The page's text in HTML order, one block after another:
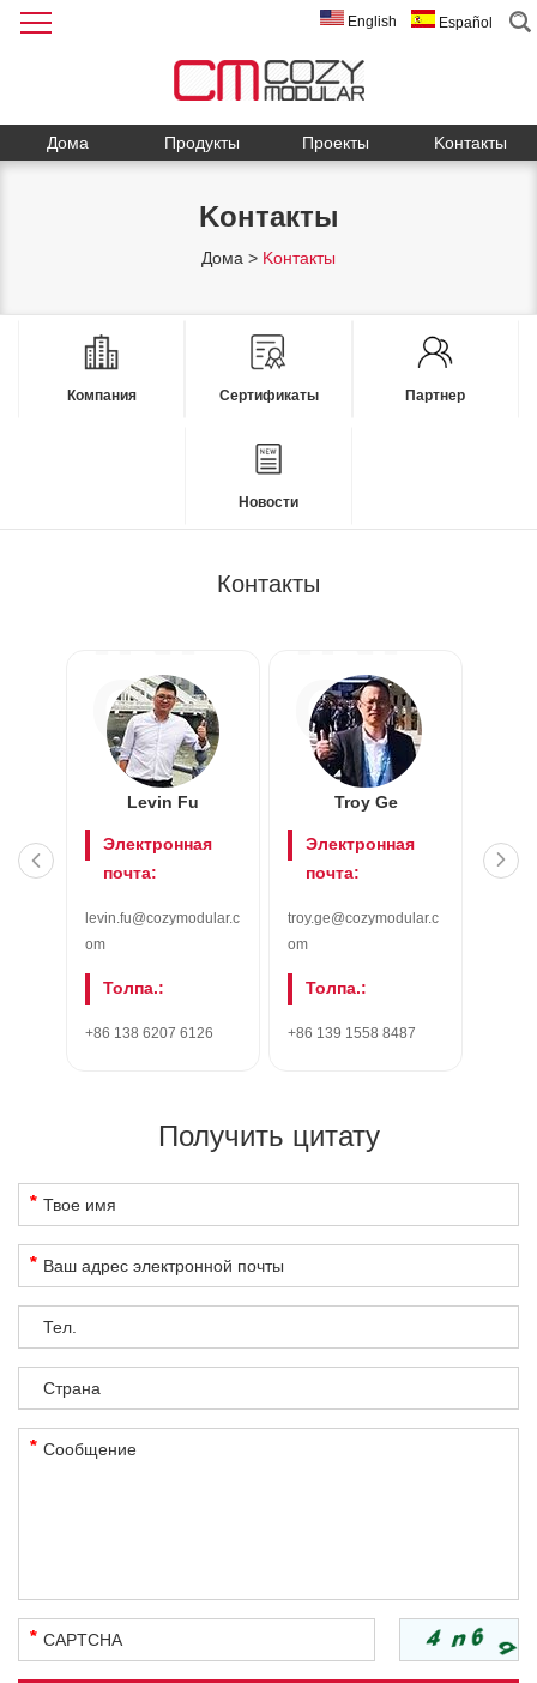
English Español
Дома Продукты Проекты Kонтакты
Kонтакты
Дома > Kонтакты
Компания Сертификаты Партнер
Новости
Контакты
INF
O
Levin Fu
Электронная
почта:
levin.fu@cozymodular.c
om
Толпа.:
+86 138 6207 6126
INF
O
Troy Ge
Электронная
почта:
troy.ge@cozymodular.c
om
Толпа.:
+86 139 1558 8487
Получить цитату